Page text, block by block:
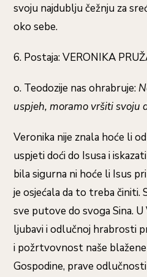
svoju najdublju čežnju za
oko sebe.
6. Postaja: VERONIKA
o. Teodozije nas ohrabruje:
uspjeh, moramo vršiti svoju
Veronika nije znala hoće li
uspjeti doći do Isusa i
bila sigurna ni hoće li Isus
je osjećala da to treba činiti.
sve putove do svoga Sina.
ljubavi i odlučnoj hrabrosti
i požrtvovnost naše blažene
Gospodine, prave